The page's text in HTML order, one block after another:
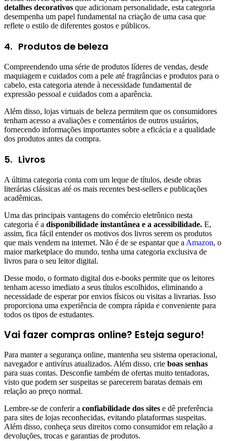
detalhes decorativos que adicionam personalidade, esta categoria
desempenha um papel fundamental na criação de uma casa que
reflete o estilo de diferentes gostos e públicos.
4. Produtos de beleza
Compreendendo uma série de produtos líderes de vendas, desde
maquiagem e cuidados com a pele até fragrâncias e produtos para o
cabelo, esta categoria atende à necessidade fundamental de
expressão pessoal e cuidados com a aparência.
Além disso, lojas virtuais de beleza permitem que os consumidores
tenham acesso a avaliações e comentários de outros usuários,
fornecendo informações importantes sobre a eficácia e a qualidade
dos produtos antes da compra.
5. Livros
A última categoria conta com um leque de títulos, desde obras
literárias clássicas até os mais recentes best-sellers e publicações
acadêmicas.
Uma das principais vantagens do comércio eletrônico nesta
categoria é a disponibilidade instantânea e a acessibilidade. E,
assim, fica fácil entender os motivos dos livros serem os produtos
que mais vendem na internet. Não é de se espantar que a Amazon, o
maior marketplace do mundo, tenha uma categoria exclusiva de
livros para o seu leitor digital.
Desse modo, o formato digital dos e-books permite que os leitores
tenham acesso imediato a seus títulos escolhidos, eliminando a
necessidade de esperar por envios físicos ou visitas a livrarias. Isso
proporciona uma experiência de compra rápida e conveniente para
todos os tipos de estudantes.
Vai fazer compras online? Esteja seguro!
Para manter a segurança online, mantenha seu sistema operacional,
navegador e antivírus atualizados. Além disso, crie boas senhas
para suas contas. Desconfie também de ofertas muito tentadoras,
visto que podem ser suspeitas se parecerem baratas demais em
relação ao preço normal.
Lembre-se de conferir a confiabilidade dos sites e dê preferência
para sites de lojas reconhecidas, evitando plataformas suspeitas.
Além disso, conheça seus direitos como consumidor em relação a
devoluções, trocas e garantias de produtos.